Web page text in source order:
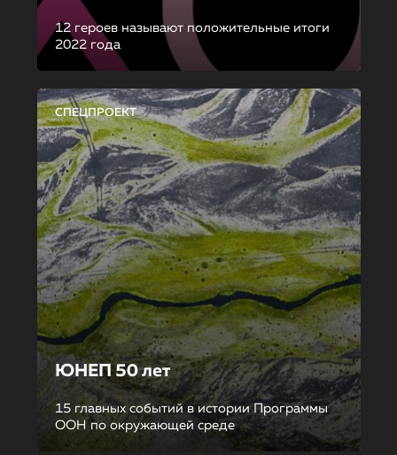
12 героев называют положительные итоги
2022 года
СПЕЦПРОЕКТ
ЮНЕП 50 лет
15 главных событий в истории Программы
ООН по окружающей среде